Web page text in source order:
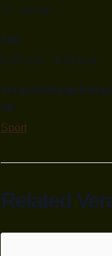
17. Januar
Zeit:
6:30 p.m. - 8:30 p.m.
rie:
Sport
Related